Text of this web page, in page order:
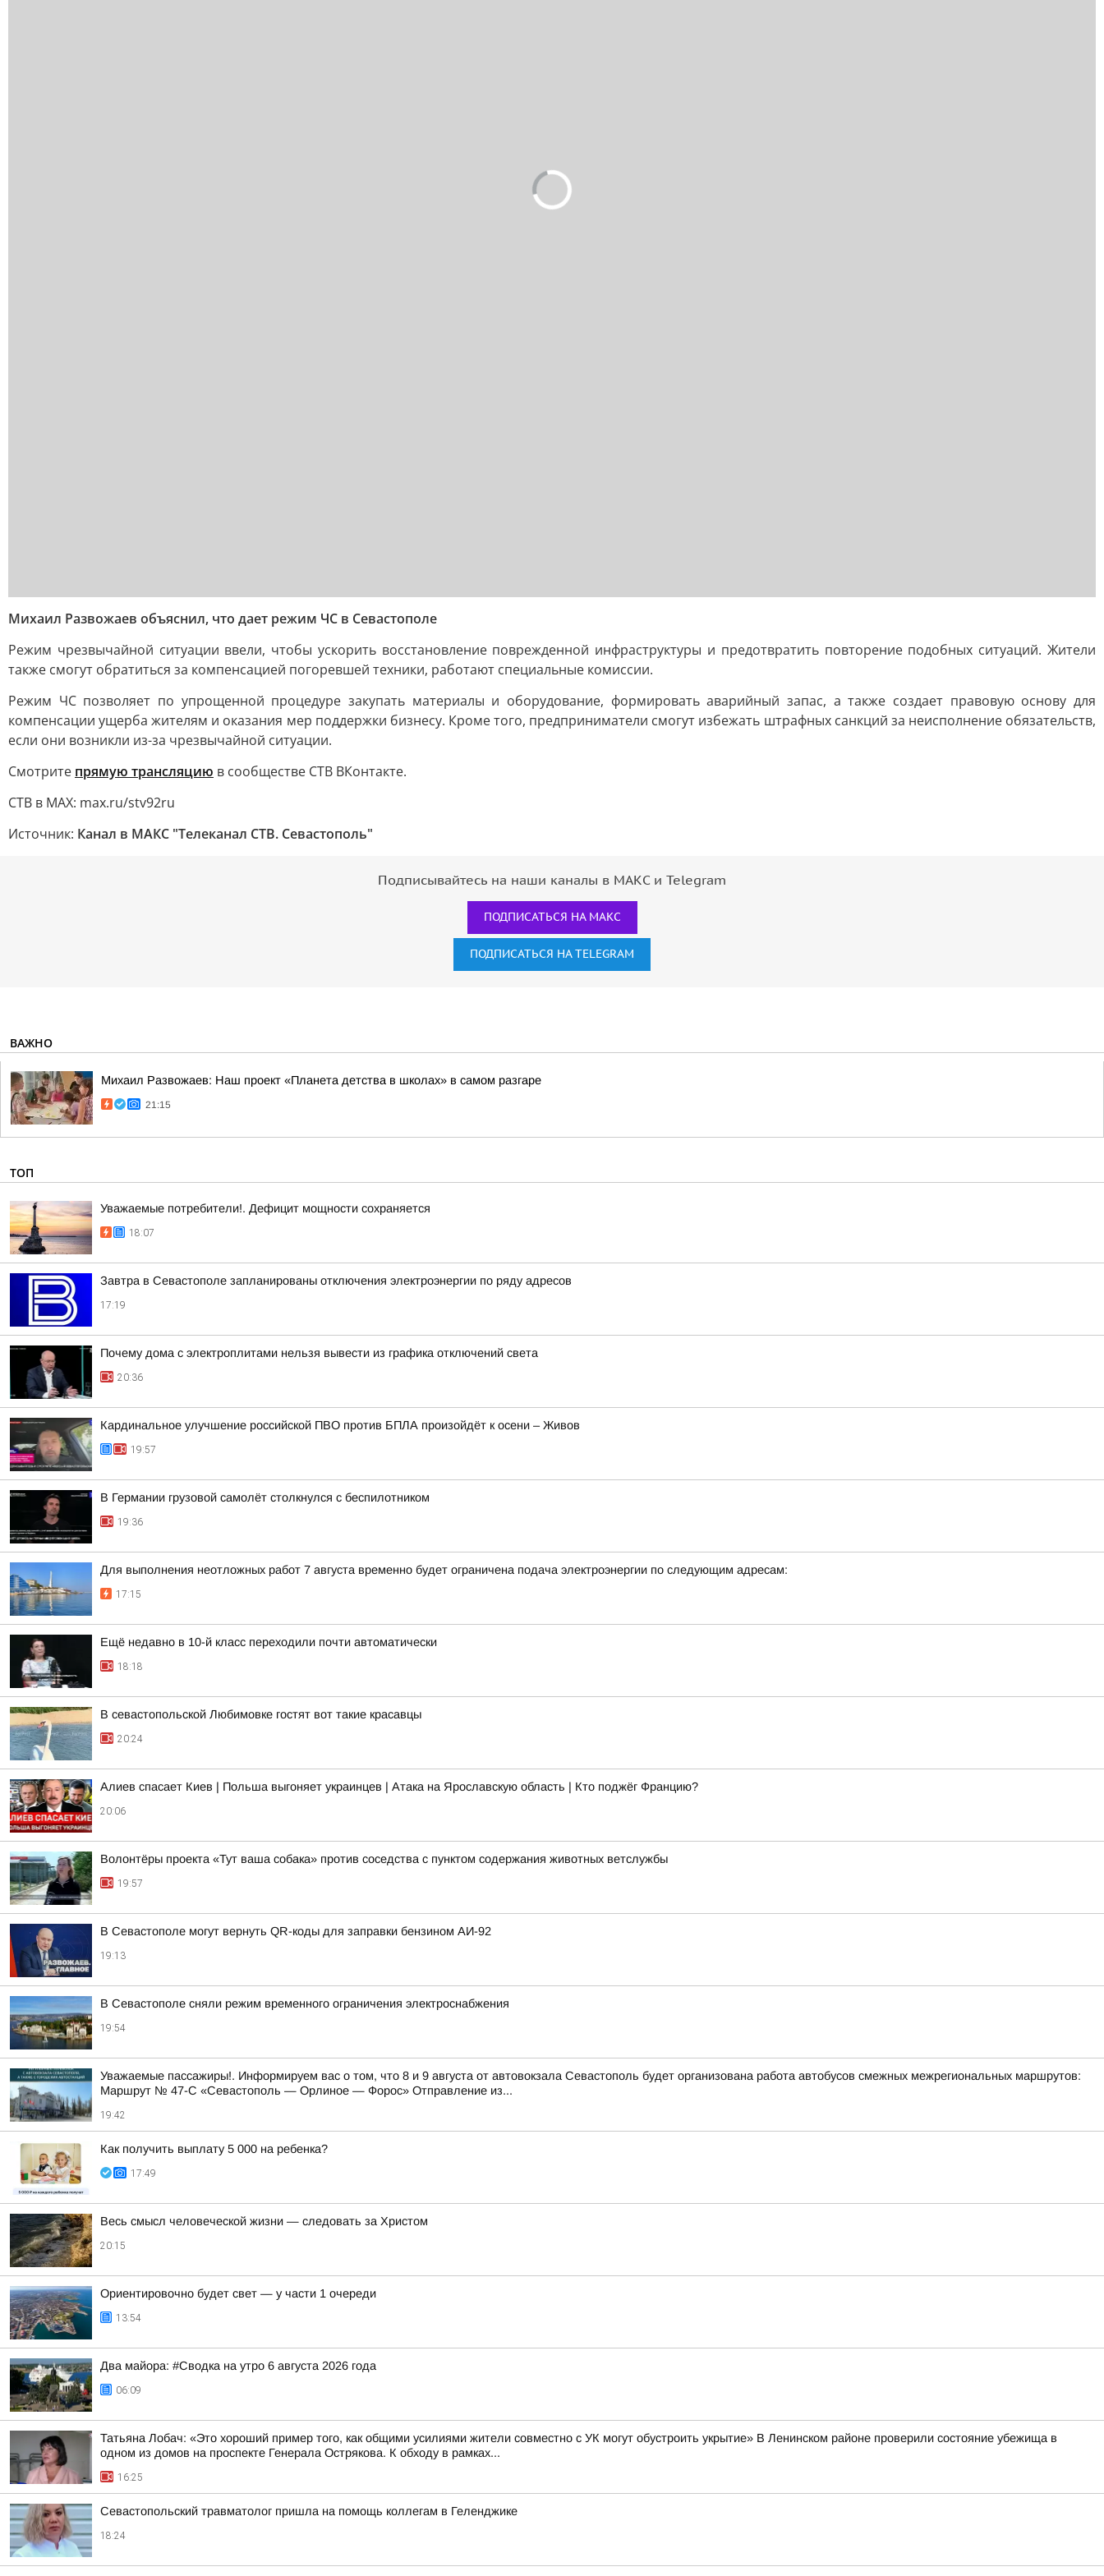
Михаил Развожаев объяснил, что дает режим ЧС в Севастополе
Режим чрезвычайной ситуации ввели, чтобы ускорить восстановление поврежденной инфраструктуры и предотвратить повторение подобных ситуаций. Жители
также смогут обратиться за компенсацией погоревшей техники, работают специальные комиссии.
Режим ЧС позволяет по упрощенной процедуре закупать материалы и оборудование, формировать аварийный запас, а также создает правовую основу для
компенсации ущерба жителям и оказания мер поддержки бизнесу. Кроме того, предприниматели смогут избежать штрафных санкций за неисполнение обязательств,
если они возникли из-за чрезвычайной ситуации.
Смотрите прямую трансляцию в сообществе СТВ ВКонтакте.
СТВ в MAX: max.ru/stv92ru
Источник: Канал в МАКС "Телеканал CТВ. Севастополь"
Подписывайтесь на наши каналы в МАКС и Telegram
ПОДПИСАТЬСЯ НА МАКС
ПОДПИСАТЬСЯ НА TELEGRAM
ВАЖНО
Михаил Развожаев: Наш проект «Планета детства в школах» в самом разгаре
21:15
ТОП
Уважаемые потребители!. Дефицит мощности сохраняется
18:07
Завтра в Севастополе запланированы отключения электроэнергии по ряду адресов
17:19
Почему дома с электроплитами нельзя вывести из графика отключений света
20:36
Кардинальное улучшение российской ПВО против БПЛА произойдёт к осени – Живов
19:57
В Германии грузовой самолёт столкнулся с беспилотником
19:36
Для выполнения неотложных работ 7 августа временно будет ограничена подача электроэнергии по следующим адресам:
17:15
Ещё недавно в 10-й класс переходили почти автоматически
18:18
В севастопольской Любимовке гостят вот такие красавцы
20:24
Алиев спасает Киев | Польша выгоняет украинцев | Атака на Ярославскую область | Кто поджёг Францию?
20:06
Волонтёры проекта «Тут ваша собака» против соседства с пунктом содержания животных ветслужбы
19:57
В Севастополе могут вернуть QR-коды для заправки бензином АИ-92
19:13
В Севастополе сняли режим временного ограничения электроснабжения
19:54
Уважаемые пассажиры!. Информируем вас о том, что 8 и 9 августа от автовокзала Севастополь будет организована работа автобусов смежных межрегиональных маршрутов:
Маршрут № 47-С «Севастополь — Орлиное — Форос» Отправление из...
19:42
Как получить выплату 5 000 на ребенка?
17:49
Весь смысл человеческой жизни — следовать за Христом
20:15
Ориентировочно будет свет — у части 1 очереди
13:54
Два майора: #Сводка на утро 6 августа 2026 года
06:09
Татьяна Лобач: «Это хороший пример того, как общими усилиями жители совместно с УК могут обустроить укрытие» В Ленинском районе проверили состояние убежища в
одном из домов на проспекте Генерала Острякова. К обходу в рамках...
16:25
Севастопольский травматолог пришла на помощь коллегам в Геленджике
18:24